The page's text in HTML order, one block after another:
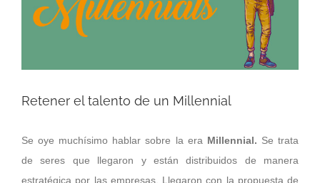
Retener el talento de un Millennial
Se oye muchísimo hablar sobre la era Millennial. Se trata
de seres que llegaron y están distribuidos de manera
estratégica por las empresas. Llegaron con la propuesta de